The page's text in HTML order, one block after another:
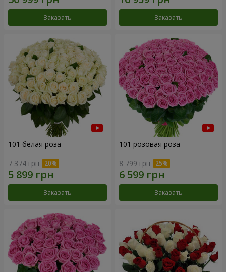
Заказать Заказать
101 белая роза
7 374 грн
Заказать
101 розовая роза
8 799 грн
Заказать